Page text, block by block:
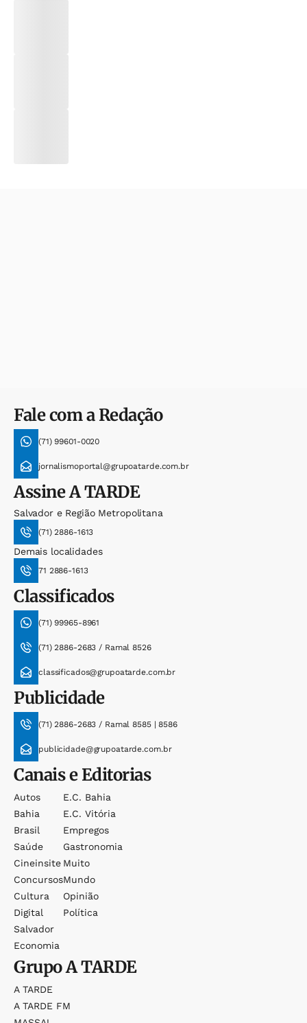
Fale com a Redação
(71) 99601-0020
jornalismoportal@grupoatarde.com.br
AssineA TARDE
Salvador e Região Metropolitana
(71) 2886-1613
Demais localidades
71 2886-1613
Classificados
(71) 99965-8961
(71) 2886-2683 / Ramal 8526
classificados@grupoatarde.com.br
Publicidade
(71) 2886-2683 / Ramal 8585 | 8586
publicidade@grupoatarde.com.br
Canais e Editorias
Autos
Bahia
Brasil
Saúde
Cineinsite
Concursos
Cultura
Digital
Salvador
Economia
E.c. Bahia
E.c. Vitória
Empregos
Gastronomia
Muito
Mundo
Opinião
Política
GrupoA TARDE
A TARDE
A TARDE FM